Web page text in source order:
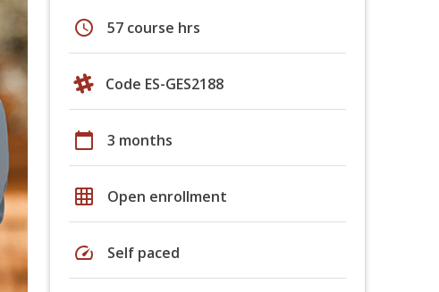
schedule 57 course hrs
Code ES-GES2188
calendar_today 3 months
grid_on Open enrollment
speed Self paced